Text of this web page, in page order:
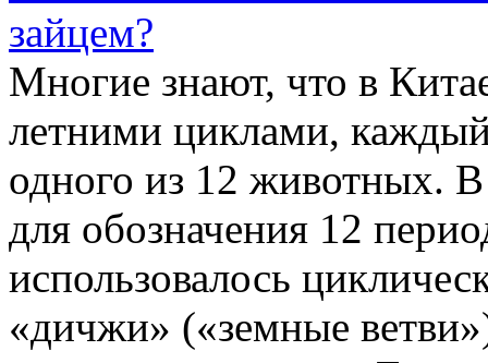
зайцем?
Многие знают, что в
летними циклами,
одного из 12 животных. В
для обозначения 12
использовалось
«дичжи» («земные